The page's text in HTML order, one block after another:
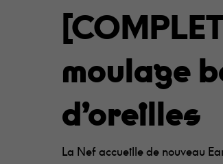
Appuie sur Entrée pour
moulage
d’oreilles
La Nef accueille de nouveau